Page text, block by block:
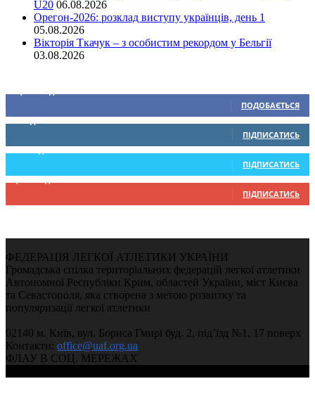
U20 06.08.2026
Орегон-2026: розклад виступу українців, день 1
05.08.2026
Вікторія Ткачук – з особистим рекордом у Бельгії
03.08.2026
ПОДОБАЄТЬСЯ
0 Підписників
ПІДПИСАТИСЬ
234 Підписників
ПІДПИСАТИСЬ
9,370 Підписників
ПІДПИСАТИСЬ
ФЕДЕРАЦІЯ ЛЕГКОЇ АТЛЕТИКИ УКРАЇНИ
Громадська спілка територіальних федерацій легкої атлетики
Автономної Республіки Крим, областей України, міст Києва
та Севастополя, яка створена з метою розвитку та
популяризації легкої атлетики
02140 м. Київ, вул. Бориса Гмирі буд. 2, під’їзд №1, 17 поверх
Контакти: office@uaf.org.ua
ФЛАУ В СОЦ. МЕРЕЖАХ